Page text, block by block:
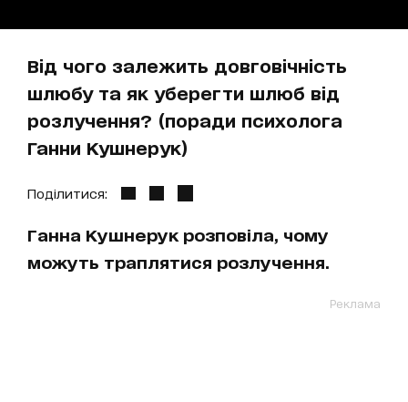
Від чого залежить довговічність
шлюбу та як уберегти шлюб від
розлучення? (поради психолога
Ганни Кушнерук)
Поділитися:
Ганна Кушнерук розповіла, чому
можуть траплятися розлучення.
Реклама